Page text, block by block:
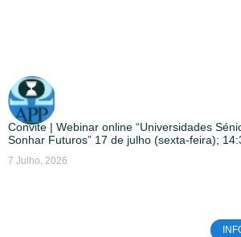
Convite | Webinar online “Universidades
Sonhar Futuros” 17 de julho (sexta-feira);
7 Julho, 2026